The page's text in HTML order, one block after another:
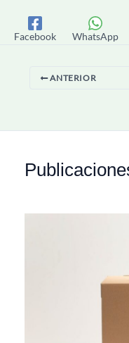
Facebook WhatsApp
ANTERIOR